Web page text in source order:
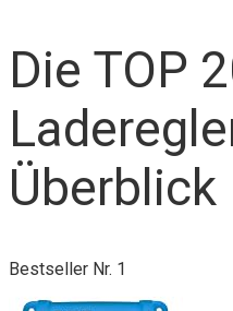
Die TOP
Überblick
Bestseller Nr. 1